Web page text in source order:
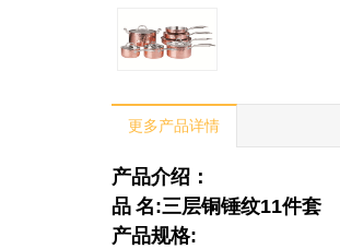
更多产品详情
产品介绍：
品 名:三层铜锤纹11件套
产品规格: